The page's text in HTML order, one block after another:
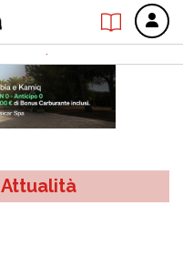
Attualità